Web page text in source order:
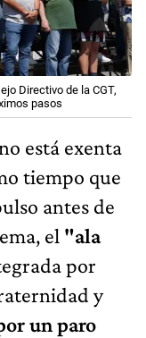
Directivo de la CGT,
pasos
está exenta
tiempo que
antes de
el "ala
por
y
unparo